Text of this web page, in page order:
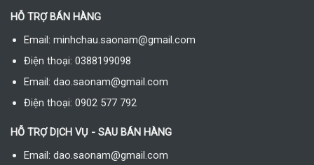
HỖ TRỢ BÁN HÀNG
Email: minhchau.saonam@gmail.com
Điện thoại: 0388199098
Email: dao.saonam@gmail.com
Điện thoại: 0902 577 792
HỖ TRỢ DỊCH VỤ - SAU BÁN HÀNG
Email: dao.saonam@gmail.com